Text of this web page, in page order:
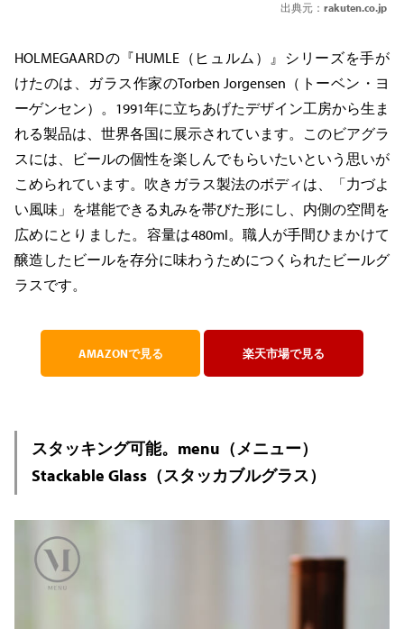
出典元： rakuten.co.jp
HOLMEGAARDの『HUMLE（ヒュルム）』シリーズを手が
けたのは、ガラス作家のTorben Jorgensen（トーベン・ヨ
ーゲンセン）。1991年に立ちあげたデザイン工房から生ま
れる製品は、世界各国に展示されています。このビアグラ
スには、ビールの個性を楽しんでもらいたいという思いが
こめられています。吹きガラス製法のボディは、「力づよ
い風味」を堪能できる丸みを帯びた形にし、内側の空間を
広めにとりました。容量は480ml。職人が手間ひまかけて
醸造したビールを存分に味わうためにつくられたビールグ
ラスです。
AMAZONで見る 楽天市場で見る
スタッキング可能。menu（メニュー）
Stackable Glass（スタッカブルグラス）